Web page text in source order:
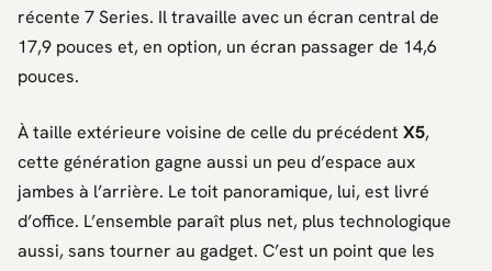
récente 7 Series. Il travaille avec un écran central de
17,9 pouces et, en option, un écran passager de 14,6
pouces.
À taille extérieure voisine de celle du précédent X5,
cette génération gagne aussi un peu d’espace aux
jambes à l’arrière. Le toit panoramique, lui, est livré
d’office. L’ensemble paraît plus net, plus technologique
aussi, sans tourner au gadget. C’est un point que les